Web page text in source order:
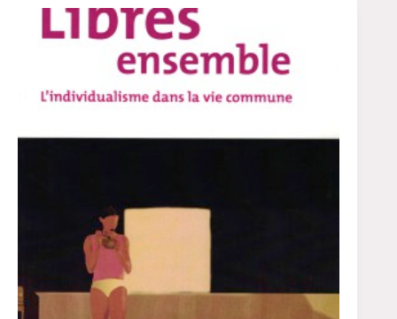
expérience
amoureuse